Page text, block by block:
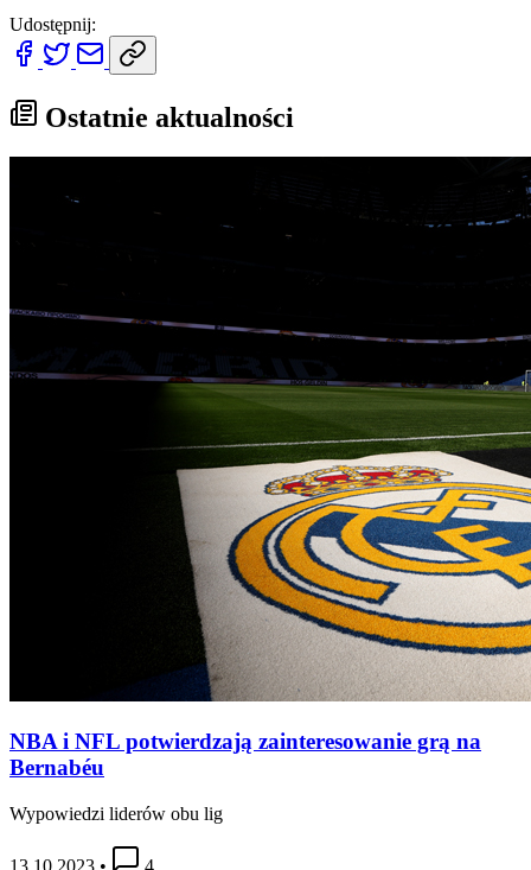
Udostępnij:
Ostatnie aktualności
NBA i NFL potwierdzają zainteresowanie grą na
Bernabéu
Wypowiedzi liderów obu lig
13.10.2023 • 4